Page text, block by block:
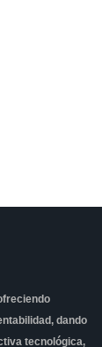
dando
tecnológica,